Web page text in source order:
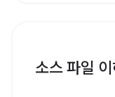
소스 파일 이